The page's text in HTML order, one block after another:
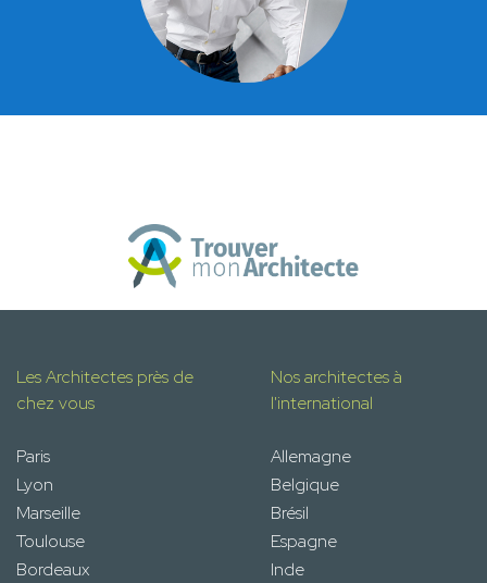
Les Architectes près de
chez vous
Paris
Lyon
Marseille
Toulouse
Bordeaux
Nos architectes à
l'international
Allemagne
Belgique
Brésil
Espagne
Inde